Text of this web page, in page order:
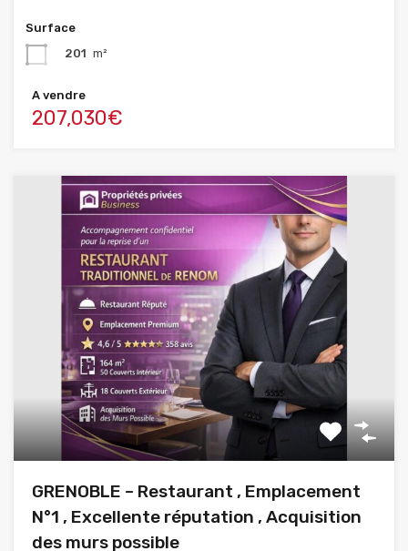
Surface
201 m²
A vendre
207,030€
GRENOBLE – Restaurant , Emplacement
N°1 , Excellente réputation , Acquisition
des murs possible